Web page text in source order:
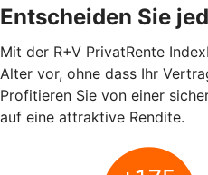
Entscheiden Sie
Mit der R+V PrivatRente
Alter vor, ohne dass Ihr
Profitieren Sie von einer
auf eine attraktive Rendite.